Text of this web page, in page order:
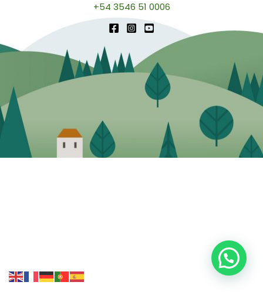
+54 3546 51 0006